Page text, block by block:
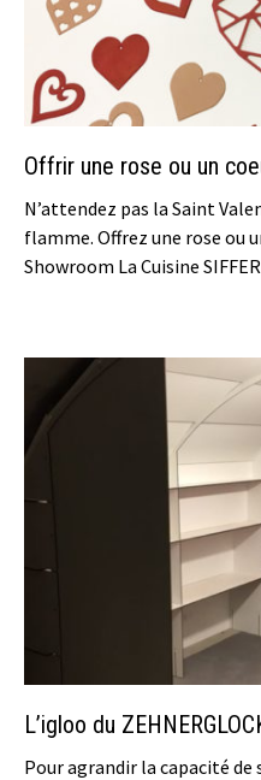
Offrir une rose ou un
N’attendez pas la Saint
flamme. Offrez une rose ou
Showroom La Cuisine
L’igloo du
Pour agrandir la capacité de